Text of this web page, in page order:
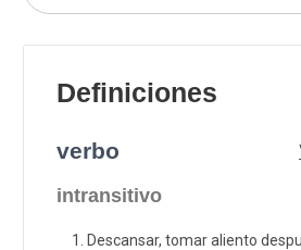
Definiciones
verbo
intransitivo
Descansar, tomar aliento